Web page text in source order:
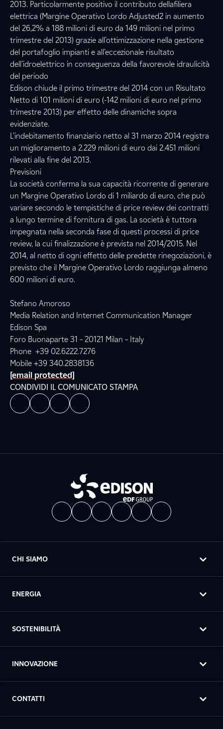
2013. Particolarmente positivo il contributo dellafiliera
elettrica (Margine Operativo Lordo Adjusted2 in aumento
del 26,2% a 188 milioni di euro da 149 milioni nel primo
trimestre del 2013) grazie all’ottimizzazione nella gestione
del portafoglio impianti e all’eccezionale risultato
dell’idroelettrico in conseguenza della favorevole idraulicità
del periodo
Edison chiude il primo trimestre del 2014 con un Risultato
Netto di 101 milioni di euro (-142 milioni di euro nel primo
trimestre 2013) per effetto delle dinamiche sopra
evidenziate.
L’indebitamento finanziario netto al 31 marzo 2014 registra
un miglioramento a 2.229 milioni di euro dai 2.451 milioni
rilevati alla fine del 2013.
Previsioni
La società conferma la sua capacità ricorrente di generare
un Margine Operativo Lordo di 1 miliardo di euro, che può
variare secondo le tempistiche di price review dei contratti
a lungo termine di fornitura di gas. La società è tuttora
impegnata nella seconda fase di questi processi di price
review, la cui finalizzazione è prevista nel 2014/2015. Nel
2014, al netto di ogni effetto delle predette rinegoziazioni, è
previsto che il Margine Operativo Lordo raggiunga almeno
600 milioni di euro.
Stefano Amoroso
Media Relation and Internet Communication Manager
Edison Spa
Foro Buonaparte 31 – 20121 Milan – Italy
Phone +39 02.6222.7276
Mobile +39 340.2838136
[email protected]
CONDIVIDI IL COMUNICATO STAMPA
CHI SIAMO
ENERGIA
SOSTENIBILITÀ
INNOVAZIONE
CONTATTI